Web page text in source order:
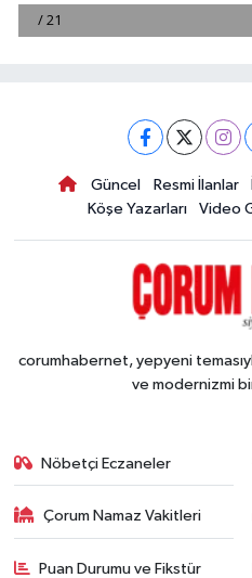
Güncel Resmi İlanlar
Köşe Yazarları
Video
corumhabernet, yepyeni
ve modernizmi
Nöbetçi Eczaneler
Çorum Namaz Vakitleri
Puan Durumu ve Fikstür